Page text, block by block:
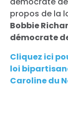
propos de la
Bobbie
démocrate
Cliquez ici
loi
Caroline du